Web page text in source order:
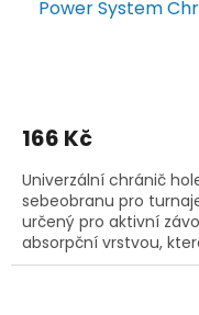
Power System
166 Kč
Univerzální chránič
sebeobranu pro
určený pro aktivní
absorpční vrstvou,